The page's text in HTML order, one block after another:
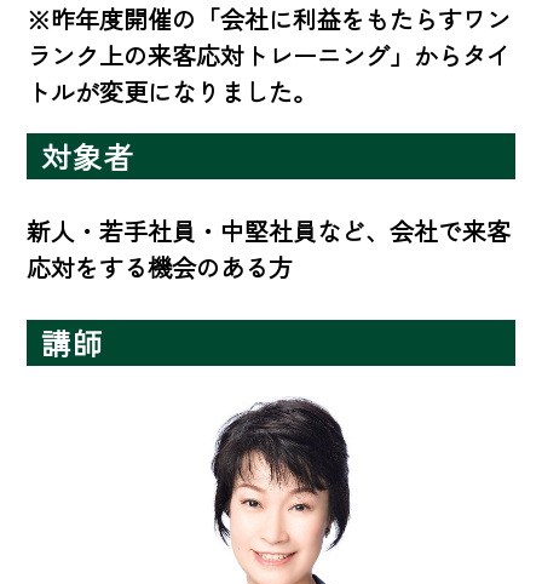
※昨年度開催の「会社に利益をもたらすワン
ランク上の来客応対トレーニング」からタイ
トルが変更になりました。
対象者
新人・若手社員・中堅社員など、会社で来客
応対をする機会のある方
講師